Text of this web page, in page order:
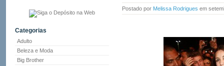
Categorias
Adulto
Beleza e Moda
Big Brother
Postado por Melissa Rodrigues em